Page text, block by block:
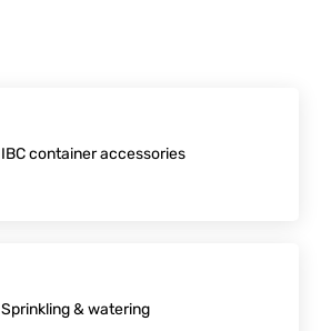
IBC container accessories
Sprinkling & watering